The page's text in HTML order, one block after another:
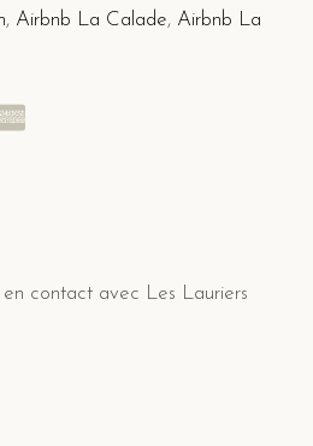
, Airbnb La Calade, Airbnb La
en contact avec Les Lauriers